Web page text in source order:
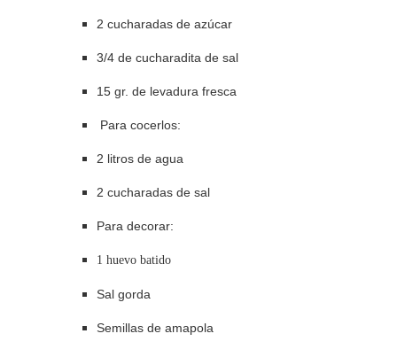
2 cucharadas de azúcar
3/4 de cucharadita de sal
15 gr. de levadura fresca
Para cocerlos:
2 litros de agua
2 cucharadas de sal
Para decorar:
1 huevo batido
Sal gorda
Semillas de amapola